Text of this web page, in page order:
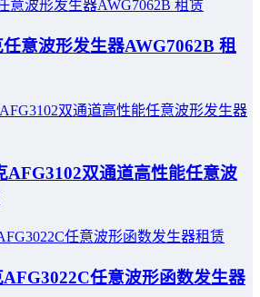
意波形发生器AWG7062B 租
AFG3102双通道高性能任意波
任意波形函数发生器